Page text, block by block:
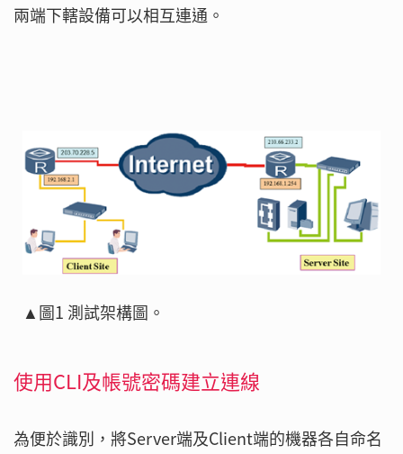
兩端下轄設備可以相互連通。
▲圖1 測試架構圖。
使用CLI及帳號密碼建立連線
為便於識別，將Server端及Client端的機器各自命名